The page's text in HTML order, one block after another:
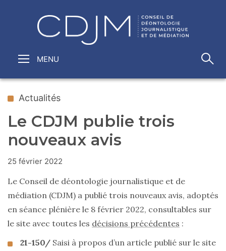
Actualités
Le CDJM publie trois
nouveaux avis
25 février 2022
Le Conseil de déontologie journalistique et de
médiation (CDJM) a publié trois nouveaux avis, adoptés
en séance plénière le 8 février 2022, consultables sur
le site avec toutes les décisions précédentes :
21-150/ Saisi à propos d’un article publié sur le site